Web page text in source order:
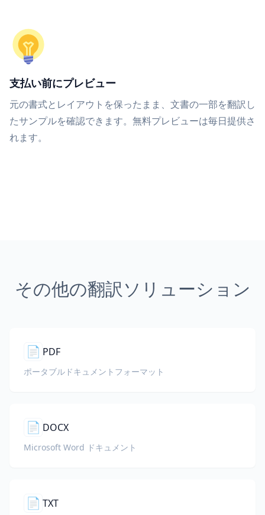
支払い前にプレビュー
元の書式とレイアウトを保ったまま、文書の一部を翻訳し
たサンプルを確認できます。無料プレビューは毎日提供さ
れます。
その他の翻訳ソリューション
📄 PDF
ポータブルドキュメントフォーマット
📄 DOCX
Microsoft Word ドキュメント
📄 TXT